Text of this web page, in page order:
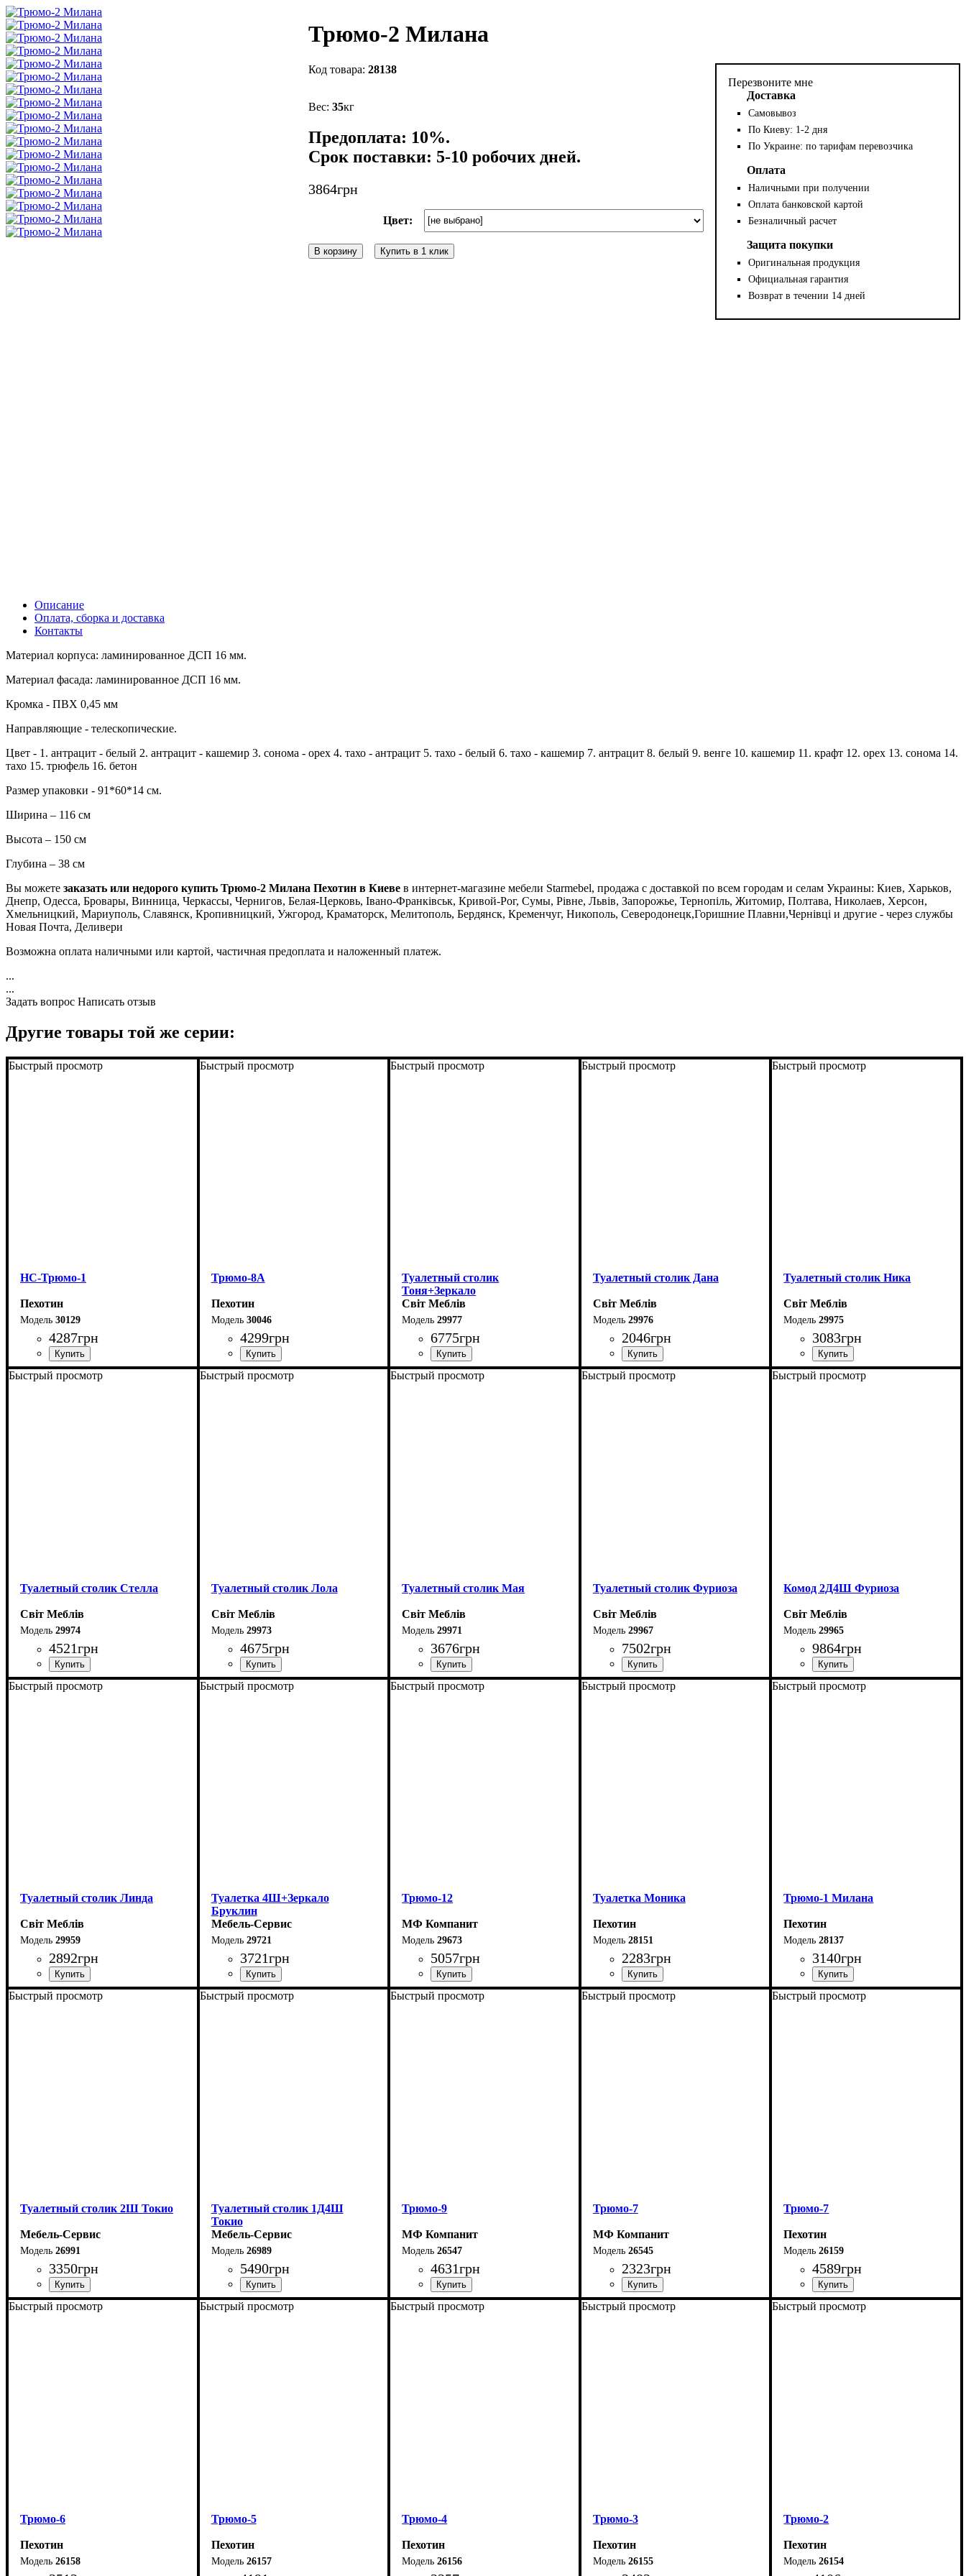
Трюмо-2 Милана
28138
35кг
Предоплата: 10%.
Срок поставки: 5-10 робочих дней.
3864грн
Цвет:
В корзину Купить в 1 клик
Перезвоните мне
Доставка
Самовывоз
По Киеву: 1-2 дня
По Украине: по тарифам перевозчика
Оплата
Наличными при получении
Оплата банковской картой
Безналичный расчет
Защита покупки
Оригинальная продукция
Официальная гарантия
Возврат в течении 14 дней
Описание
Оплата, сборка и доставка
Контакты
Материал корпуса: ламинированное ДСП 16 мм.
Материал фасада: ламинированное ДСП 16 мм.
Кромка - ПВХ 0,45 мм
Направляющие - телескопические.
Цвет - 1. антрацит - белый 2. антрацит - кашемир 3. сонома - орех 4. тахо - антрацит 5. тахо - белый 6. тахо - кашемир 7. антрацит 8. белый 9. венге 10. кашемир 11. крафт 12. орех 13. сонома 14.
тахо 15. трюфель 16. бетон
Размер упаковки - 91*60*14 см.
Ширина – 116 см
Высота – 150 см
Глубина – 38 см
Вы можете заказать или недорого купить Трюмо-2 Милана Пехотин в Киеве в интернет-магазине мебели Starmebel, продажа с доставкой по всем городам и селам Украины: Киев, Харьков,
Днепр, Одесса, Бровары, Винница, Черкассы, Чернигов, Белая-Церковь, Івано-Франківськ, Кривой-Рог, Сумы, Рівне, Львів, Запорожье, Тернопіль, Житомир, Полтава, Николаев, Херсон,
Хмельницкий, Мариуполь, Славянск, Кропивницкий, Ужгород, Краматорск, Мелитополь, Бердянск, Кременчуг, Никополь, Северодонецк,Горишние Плавни,Чернівці и другие - через службы
Новая Почта, Деливери
Возможна оплата наличными или картой, частичная предоплата и наложенный платеж.
...
...
Задать вопрос Написать отзыв
Другие товары той же серии:
Быстрый просмотр
НС-Трюмо-1
Пехотин
30129
4287грн
Быстрый просмотр
Трюмо-8А
Пехотин
30046
4299грн
Быстрый просмотр
Туалетный столик
Тоня+Зеркало
Світ Меблів
29977
6775грн
Быстрый просмотр
Туалетный столик Дана
Світ Меблів
29976
2046грн
Быстрый просмотр
Туалетный столик Ника
Світ Меблів
29975
3083грн
Быстрый просмотр
Туалетный столик Стелла
Світ Меблів
29974
4521грн
Быстрый просмотр
Туалетный столик Лола
Світ Меблів
29973
4675грн
Быстрый просмотр
Туалетный столик Мая
Світ Меблів
29971
3676грн
Быстрый просмотр
Туалетный столик Фуриоза
Світ Меблів
29967
7502грн
Быстрый просмотр
Комод 2Д4Ш Фуриоза
Світ Меблів
29965
9864грн
Быстрый просмотр
Туалетный столик Линда
Світ Меблів
29959
2892грн
Быстрый просмотр
Туалетка 4Ш+Зеркало
Бруклин
Мебель-Сервис
29721
3721грн
Быстрый просмотр
Трюмо-12
МФ Компанит
29673
5057грн
Быстрый просмотр
Туалетка Моника
Пехотин
28151
2283грн
Быстрый просмотр
Трюмо-1 Милана
Пехотин
28137
3140грн
Быстрый просмотр
Туалетный столик 2Ш Токио
Мебель-Сервис
26991
3350грн
Быстрый просмотр
Туалетный столик 1Д4Ш
Токио
Мебель-Сервис
26989
5490грн
Быстрый просмотр
Трюмо-9
МФ Компанит
26547
4631грн
Быстрый просмотр
Трюмо-7
МФ Компанит
26545
2323грн
Быстрый просмотр
Трюмо-7
Пехотин
26159
4589грн
Быстрый просмотр
Трюмо-6
Пехотин
26158
Быстрый просмотр
Трюмо-5
Пехотин
26157
Быстрый просмотр
Трюмо-4
Пехотин
26156
Быстрый просмотр
Трюмо-3
Пехотин
26155
Быстрый просмотр
Трюмо-2
Пехотин
26154